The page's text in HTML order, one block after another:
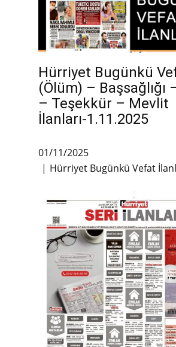
Hürriyet Bugünkü
(Ölüm) – Başsağlığı
– Teşekkür – Mevlit
İlanları-1.11.2025
01/11/2025
Hürriyet Bugünkü Vefat